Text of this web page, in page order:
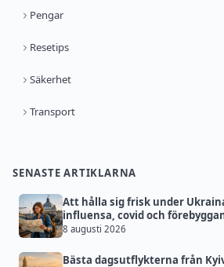
Pengar
Resetips
Säkerhet
Transport
SENASTE ARTIKLARNA
Att hålla sig frisk under
influensa, covid och
8 augusti 2026
Bästa dagsutflykterna från